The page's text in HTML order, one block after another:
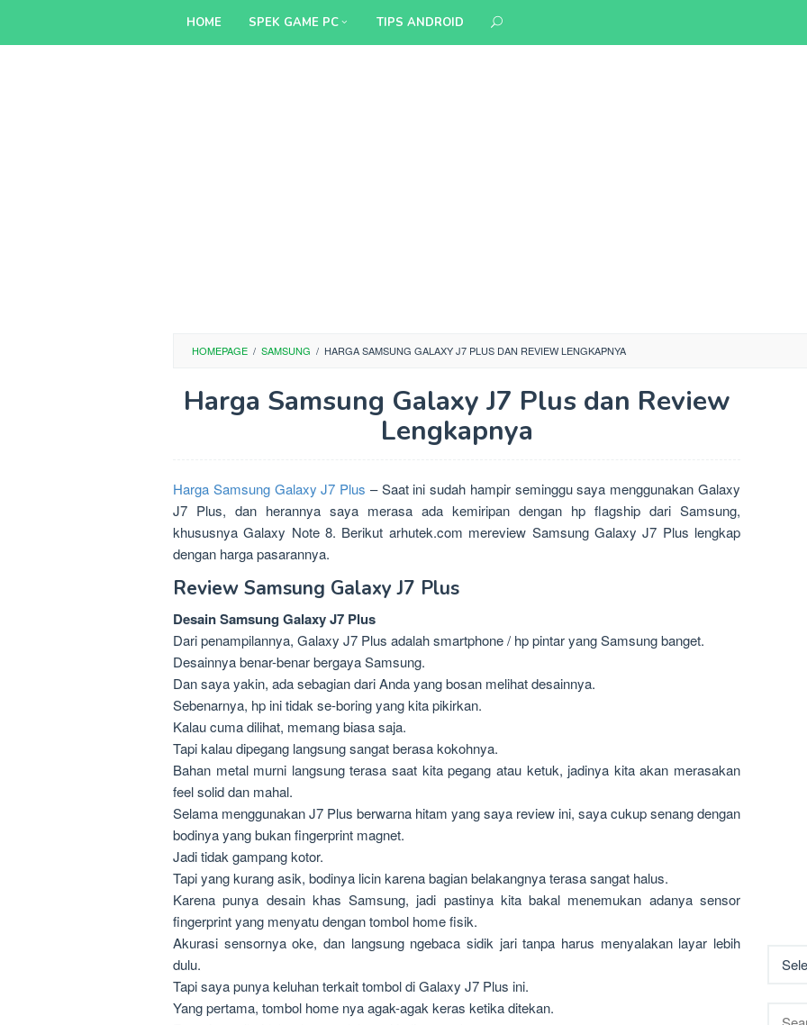
HOME SPEK GAME PC TIPS ANDROID
HOMEPAGE / SAMSUNG / HARGA SAMSUNG GALAXY J7 PLUS DAN REVIEW LENGKAPNYA
Harga Samsung Galaxy J7 Plus dan Review
Lengkapnya
Harga Samsung Galaxy J7 Plus – Saat ini sudah hampir seminggu saya menggunakan Galaxy
J7 Plus, dan herannya saya merasa ada kemiripan dengan hp flagship dari Samsung,
khususnya Galaxy Note 8. Berikut arhutek.com mereview Samsung Galaxy J7 Plus lengkap
dengan harga pasarannya.
Review Samsung Galaxy J7 Plus
Desain Samsung Galaxy J7 Plus
Dari penampilannya, Galaxy J7 Plus adalah smartphone / hp pintar yang Samsung banget.
Desainnya benar-benar bergaya Samsung.
Dan saya yakin, ada sebagian dari Anda yang bosan melihat desainnya.
Sebenarnya, hp ini tidak se-boring yang kita pikirkan.
Kalau cuma dilihat, memang biasa saja.
Tapi kalau dipegang langsung sangat berasa kokohnya.
Bahan metal murni langsung terasa saat kita pegang atau ketuk, jadinya kita akan merasakan
feel solid dan mahal.
Selama menggunakan J7 Plus berwarna hitam yang saya review ini, saya cukup senang dengan
bodinya yang bukan fingerprint magnet.
Jadi tidak gampang kotor.
Tapi yang kurang asik, bodinya licin karena bagian belakangnya terasa sangat halus.
Karena punya desain khas Samsung, jadi pastinya kita bakal menemukan adanya sensor
fingerprint yang menyatu dengan tombol home fisik.
Akurasi sensornya oke, dan langsung ngebaca sidik jari tanpa harus menyalakan layar lebih
dulu.
Tapi saya punya keluhan terkait tombol di Galaxy J7 Plus ini.
Yang pertama, tombol home nya agak-agak keras ketika ditekan.